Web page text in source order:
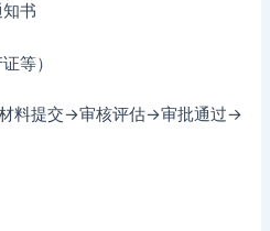
书
等）
料提交→审核评估→审批通过→